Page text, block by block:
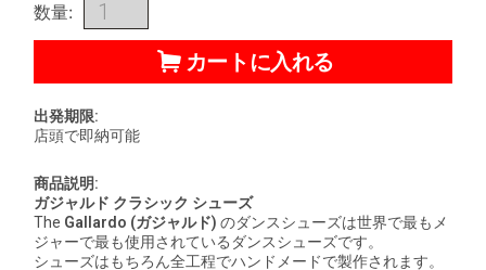
数量:
カートに入れる
出発期限:
店頭で即納可能
商品説明:
ガジャルド クラシック シューズ
The Gallardo (ガジャルド) のダンスシューズは世界で最もメ
ジャーで最も使用されているダンスシューズです。
シューズはもちろん全工程でハンドメードで製作されます。